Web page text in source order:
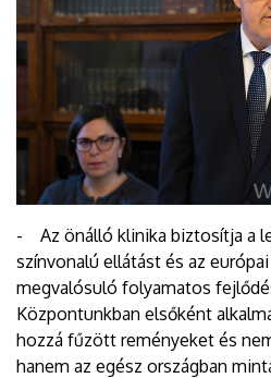
- Az önálló klinika biztosítja a
színvonalú ellátást és az
megvalósuló folyamatos
Központunkban elsőként
hozzá fűzött reményeket és
hanem az egész országban